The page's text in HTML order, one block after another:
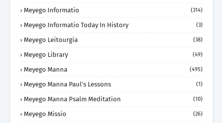
Meyego Informatio (314)
Meyego Informatio Today In History (3)
Meyego Leitourgia (38)
Meyego Library (49)
Meyego Manna (495)
Meyego Manna Paul's Lessons (1)
Meyego Manna Psalm Meditation (10)
Meyego Missio (26)